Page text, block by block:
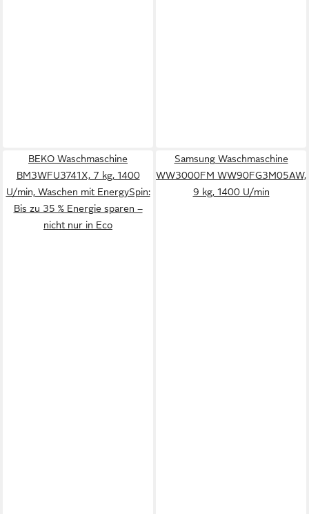
BEKO Waschmaschine
BM3WFU3741X, 7 kg, 1400
U/min, Waschen mit EnergySpin:
Bis zu 35 % Energie sparen –
nicht nur in Eco
Samsung Waschmaschine
WW3000FM WW90FG3M05AW,
9 kg, 1400 U/min